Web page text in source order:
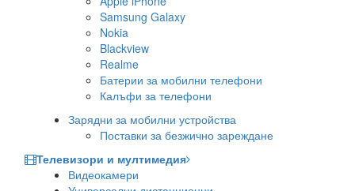
Samsung Galaxy
Nokia
Blackview
Realme
Батерии за мобилни телефони
Калъфи за телефони
Зарядни за мобилни устройства
Поставки за безжично зареждане
Телевизори и мултимедия
Видеокамери